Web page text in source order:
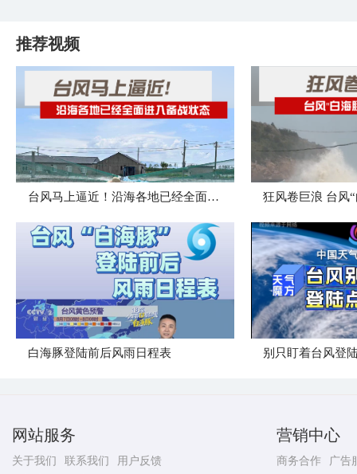
推荐视频
台风马上逼近！沿海各地已经全面进入备战状态
白海豚登陆前后风雨日程表 别只盯着台风登
网站服务
关于我们 联系我们
用户反馈
营销中心
商务合作
广告